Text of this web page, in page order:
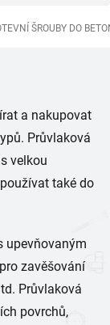
ŠROUBY DO
a nakupovat
Průvlaková
velkou
také do
upevňovaným
zavěšování
Průvlaková
povrchů,